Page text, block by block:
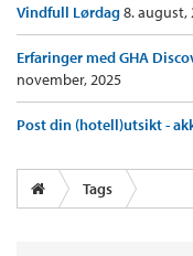
Vindfull Lørdag8. august,
Erfaringer med GHA
november, 2025
Post din (hotell)utsikt -
Tags